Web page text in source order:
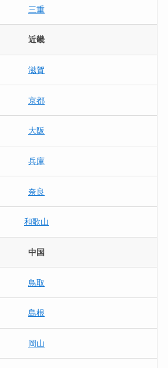
三重
近畿
滋賀
京都
大阪
兵庫
奈良
和歌山
中国
鳥取
島根
岡山